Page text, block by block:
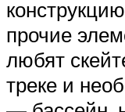
прочие
любят
треке и